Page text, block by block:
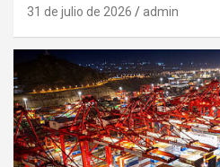
31 de julio de 2026 admin